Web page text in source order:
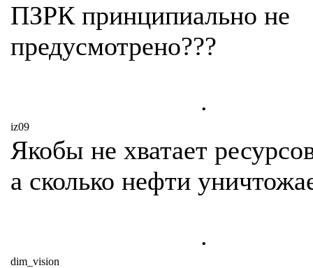
ПЗРК принципиально не
предусмотрено???
.
iz09
Якобы не хватает
а сколько нефти
.
dim_vision